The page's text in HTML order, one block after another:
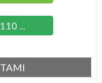
...